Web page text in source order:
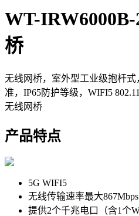
WT-
桥
无线网桥，室外型工业级抱杆
准，IP65防护等级，WIFI5
无线网桥
产品特点
5G WIFI5
无线传输速率最大867Mbps
提供2个千兆电口（含1个